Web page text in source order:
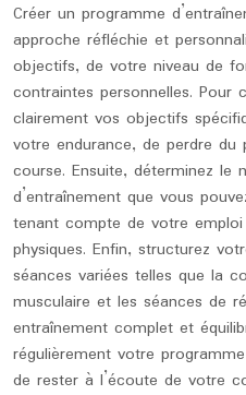
Créer un programme
approche réfléchie et
objectifs, de votre niveau de
contraintes personnelles. Pour
clairement vos objectifs
votre endurance, de perdre du
course. Ensuite, déterminez le
d’entraînement que vous
tenant compte de votre
physiques. Enfin, structurez
séances variées telles que la
musculaire et les séances de
entraînement complet et
régulièrement votre
de rester à l’écoute de votre